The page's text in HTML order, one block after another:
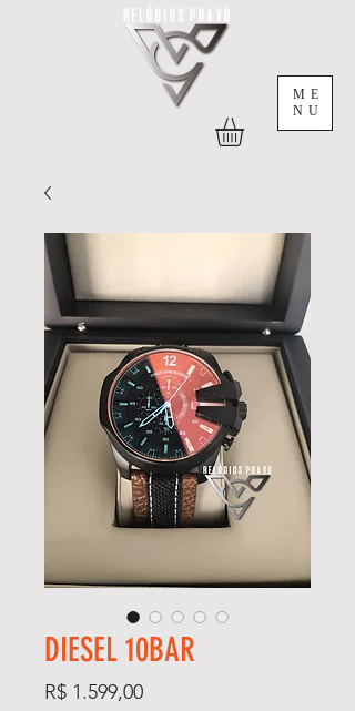
ME
NU
DIESEL 10BAR
R$ 1.599,00Preço